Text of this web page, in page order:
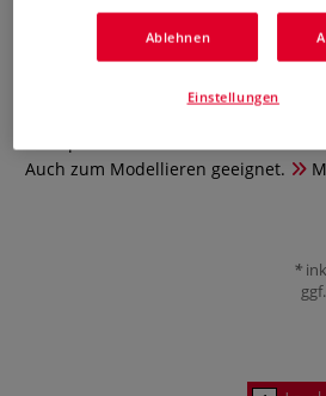
ESPRIT COMPOSITE
0 Bewertungen
Auch zum Modellieren geeignet.
Ablehnen
Einstellungen